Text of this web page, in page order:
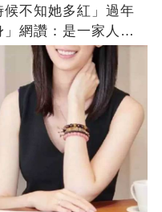
不知她多紅」過年
網讚：是一家人沒